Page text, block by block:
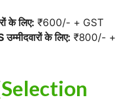
के लिए: ₹600/- + GST
के लिए: ₹800/- +